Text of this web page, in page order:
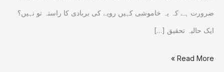
ضرورت ہے کہ یہ خاموشی کہیں رویے کی بربادی کا راستہ تو نہیں؟
ایک حالیہ تحقیق […]
بجا
Read More »